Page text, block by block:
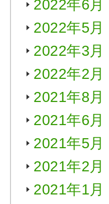
2022年6月
2022年5月
2022年3月
2022年2月
2021年8月
2021年6月
2021年5月
2021年2月
2021年1月